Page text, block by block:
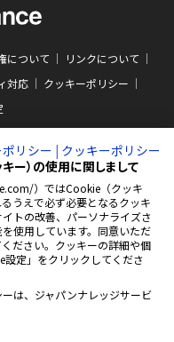
について
リンクについて
対応
クッキーポリシー
ビスが、著作権者からコンテン
ことを示す商標（登録番号 第
クを掲示しているサービスの一
子出版制作・流通協議会
新
い
ウ
rights reserved.
リシー | クッキーポリシー
ー）の使用に関しまして
）ではCookie（クッキ
うえで必ず必要となるクッキ
トの改善、パーソナライズさ
使用しています。同意いただ
ださい。クッキーの詳細や個
定」をクリックしてくださ
は、ジャパンナレッジサービ